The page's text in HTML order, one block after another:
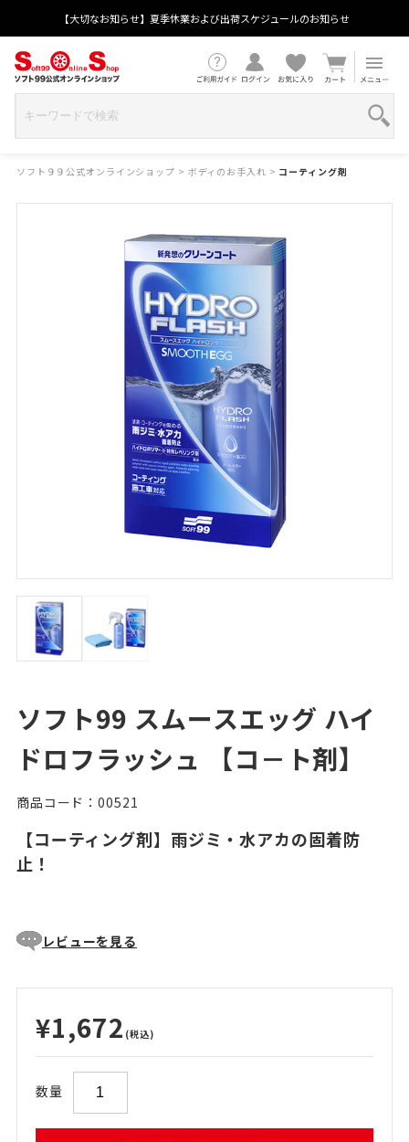
【大切なお知らせ】夏季休業および出荷スケジュールのお知らせ
ソフト９９公式オンラインショップ > ボディのお手入れ > コーティング剤
ソフト99 スムースエッグ ハイ
ドロフラッシュ 【コ－ト剤】
商品コード：00521
【コーティング剤】雨ジミ・水アカの固着防
止！
レビューを見る
¥1,672 (税込)
数量